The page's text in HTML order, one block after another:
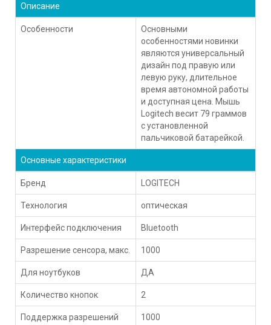
Описание
Особенности
Основными
особенностями новинки
являются универсальный
дизайн под правую или
левую руку, длительное
время автономной работы
и доступная цена. Мышь
Logitech весит 79 граммов
с установленной
пальчиковой батарейкой.
Основные характеристики
Бренд LOGITECH
Технология оптическая
Интерфейс подключения Bluetooth
Разрешение сенсора, макс. 1000
Для ноутбуков ДА
Количество кнопок 2
Поддержка разрешений 1000